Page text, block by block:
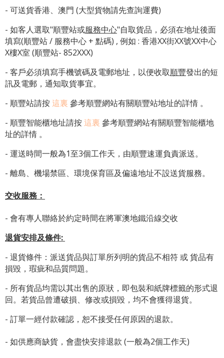
- 可送貨香港、澳門 (大型貨物請先查詢運費)
- 如客人選取"順豐站或服務中心"自取貨品，必須在地址後面
填寫(順豐站 / 服務中心 + 點碼) , 例如 : 香港XX街XX號XX中心
X樓X室 (順豐站- 852XXX)
- 客戶必須填寫手機號碼及電郵地址，以便收取順豐發出的短
訊及電郵，通知取貨事宜。
- 順豐站請按這裏 參考順豐網站有關順豐站地址的詳情 。
- 順豐智能櫃地址請按這裏 參考順豐網站有關順豐智能櫃地
址的詳情 。
- 運送時間一般為1至3個工作天，由順豐速運負責派送。
- 離島、機場禁區、環境保育區及偏遠地址不設送貨服務。
交收服務：
- 會有專人聯絡於約定時間在將軍澳地鐵沿線交收
退貨安排及條件:
- 退貨條件：派送貨品與訂單所列明的貨品不相符 或 貨品有
損毀，瑕疵和品質問題。
- 所有貨品均需以其出售的原狀，即包裝和紙牌標籤的形式退
回。若貨品曾遭破損、修改或損毀，均不會獲得退貨。
- 訂單一經付款確認，恕不接受任何原因的退款。
- 如供應商缺貨，會盡快安排退款 (一般為2個工作天)